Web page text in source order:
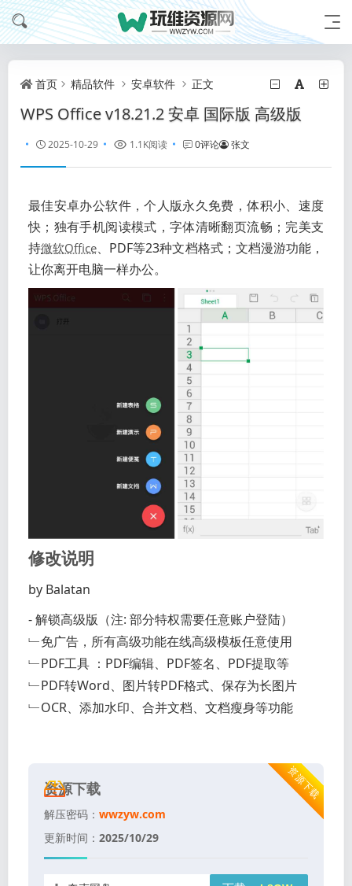
首页 精品软件 安卓软件 正文
WPS Office v18.21.2 安卓 国际版 高级版
2025-10-29 1.1K阅读 0评论 张文
最佳安卓办公软件，个人版永久免费，体积小、速度
快；独有手机阅读模式，字体清晰翻页流畅；完美支
持微软Office、PDF等23种文档格式；文档漫游功能，
让你离开电脑一样办公。
修改说明
by Balatan
- 解锁高级版（注: 部分特权需要任意账户登陆）
﹂免广告，所有高级功能在线高级模板任意使用
﹂PDF工具 ：PDF编辑、PDF签名、PDF提取等
﹂PDF转Word、图片转PDF格式、保存为长图片
﹂OCR、添加水印、合并文档、文档瘦身等功能
资源下载
资源下载
解压密码： wwzyw.com
更新时间： 2025/10/29